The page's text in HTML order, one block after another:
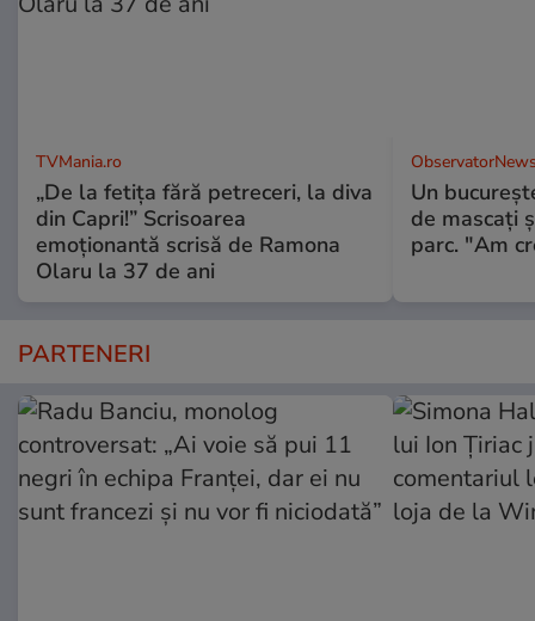
TVMania.ro
„De la fetița fără petreceri, la diva
din Capri!” Scrisoarea
emoționantă scrisă de Ramona
Olaru la 37 de ani
Un
de mascaţi
parc. "Am
PARTENERI